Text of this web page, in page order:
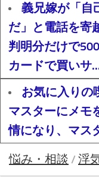
義兄嫁が「自
だ」と電話を寄
判明分だけで
カードで買いサ
お気に入りの
マスターにメモ
情になり、マス
悩み・相談 / 浮